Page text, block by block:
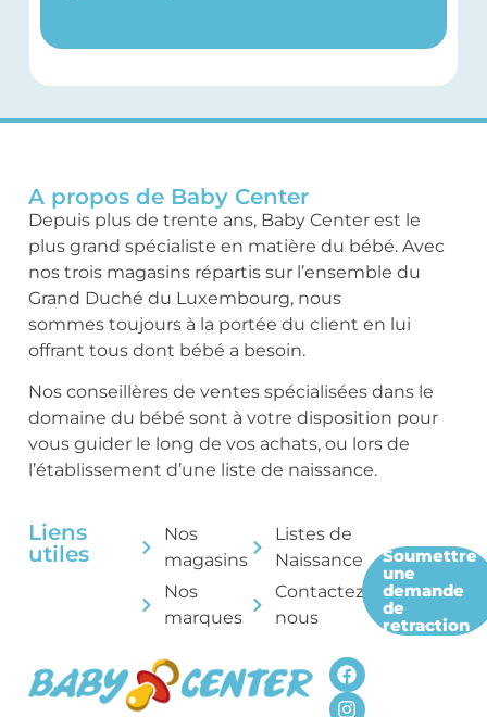
A propos de Baby Center
Depuis plus de trente ans, Baby Center est le
plus grand spécialiste en matière du bébé. Avec
nos trois magasins répartis sur l’ensemble du
Grand Duché du Luxembourg, nous
sommes toujours à la portée du client en lui
offrant tous dont bébé a besoin.
Nos conseillères de ventes spécialisées dans le
domaine du bébé sont à votre disposition pour
vous guider le long de vos achats, ou lors de
l’établissement d’une liste de naissance.
Liens
utiles
Nos
magasins
Nos
marques
Listes de
Naissance
Contactez-
nous
Soumettre
une
demande
de
retraction